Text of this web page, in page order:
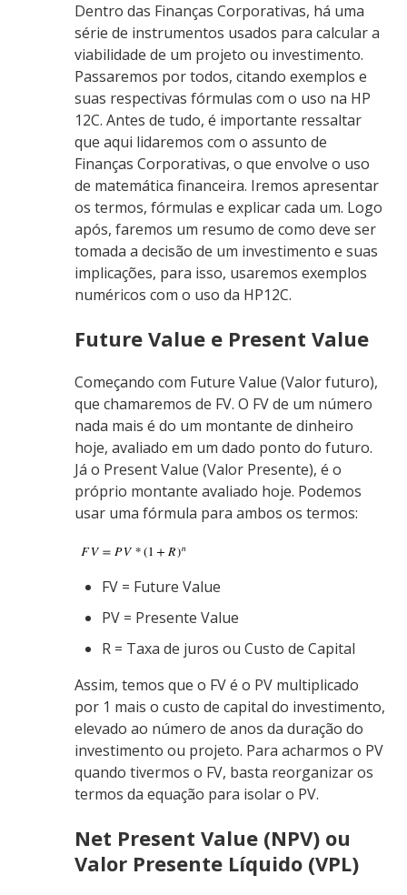
Dentro das Finanças Corporativas, há uma
série de instrumentos usados para calcular a
viabilidade de um projeto ou investimento.
Passaremos por todos, citando exemplos e
suas respectivas fórmulas com o uso na HP
12C. Antes de tudo, é importante ressaltar
que aqui lidaremos com o assunto de
Finanças Corporativas, o que envolve o uso
de matemática financeira. Iremos apresentar
os termos, fórmulas e explicar cada um. Logo
após, faremos um resumo de como deve ser
tomada a decisão de um investimento e suas
implicações, para isso, usaremos exemplos
numéricos com o uso da HP12C.
Future Value e Present Value
Começando com Future Value (Valor futuro),
que chamaremos de FV. O FV de um número
nada mais é do um montante de dinheiro
hoje, avaliado em um dado ponto do futuro.
Já o Present Value (Valor Presente), é o
próprio montante avaliado hoje. Podemos
usar uma fórmula para ambos os termos:
FV = Future Value
PV = Presente Value
R = Taxa de juros ou Custo de Capital
Assim, temos que o FV é o PV multiplicado
por 1 mais o custo de capital do investimento,
elevado ao número de anos da duração do
investimento ou projeto. Para acharmos o PV
quando tivermos o FV, basta reorganizar os
termos da equação para isolar o PV.
Net Present Value (NPV) ou
Valor Presente Líquido (VPL)